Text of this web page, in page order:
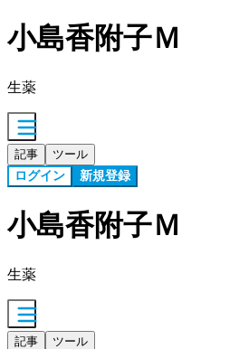
小島香附子Ｍ
生薬
記事 ツール
ログイン 新規登録
小島香附子Ｍ
生薬
記事 ツール